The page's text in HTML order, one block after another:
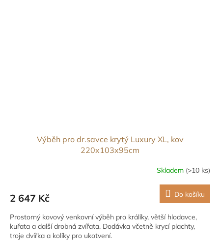
Výběh pro dr.savce krytý Luxury XL, kov
220x103x95cm
Skladem (>10 ks)
2 647 Kč Do košíku
Prostorný kovový venkovní výběh pro králíky, větší hlodavce,
kuřata a další drobná zvířata. Dodávka včetně krycí plachty,
troje dvířka a kolíky pro ukotvení.